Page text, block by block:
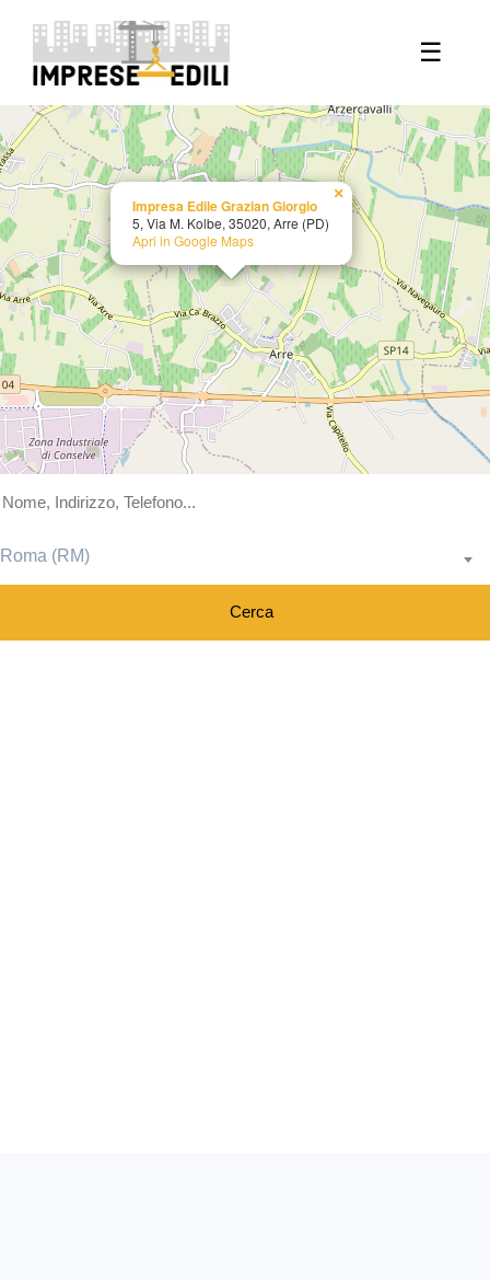
☰
Impresa Edile Grazian Giorgio
5, Via M. Kolbe, 35020, Arre (PD)
Apri in Google Maps
×
+
−
Roma (RM)
Cerca